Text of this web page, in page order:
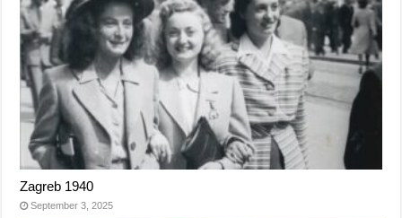
Zagreb 1940
September 3, 2025